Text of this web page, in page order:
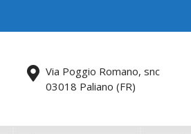
Via Poggio Romano, snc
03018 Paliano (FR)